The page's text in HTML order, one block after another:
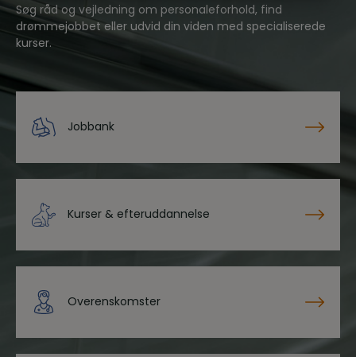
Søg råd og vejledning om personaleforhold, find
drømmejobbet eller udvid din viden med specialiserede
kurser.
Jobbank
Kurser & efteruddannelse
Overenskomster